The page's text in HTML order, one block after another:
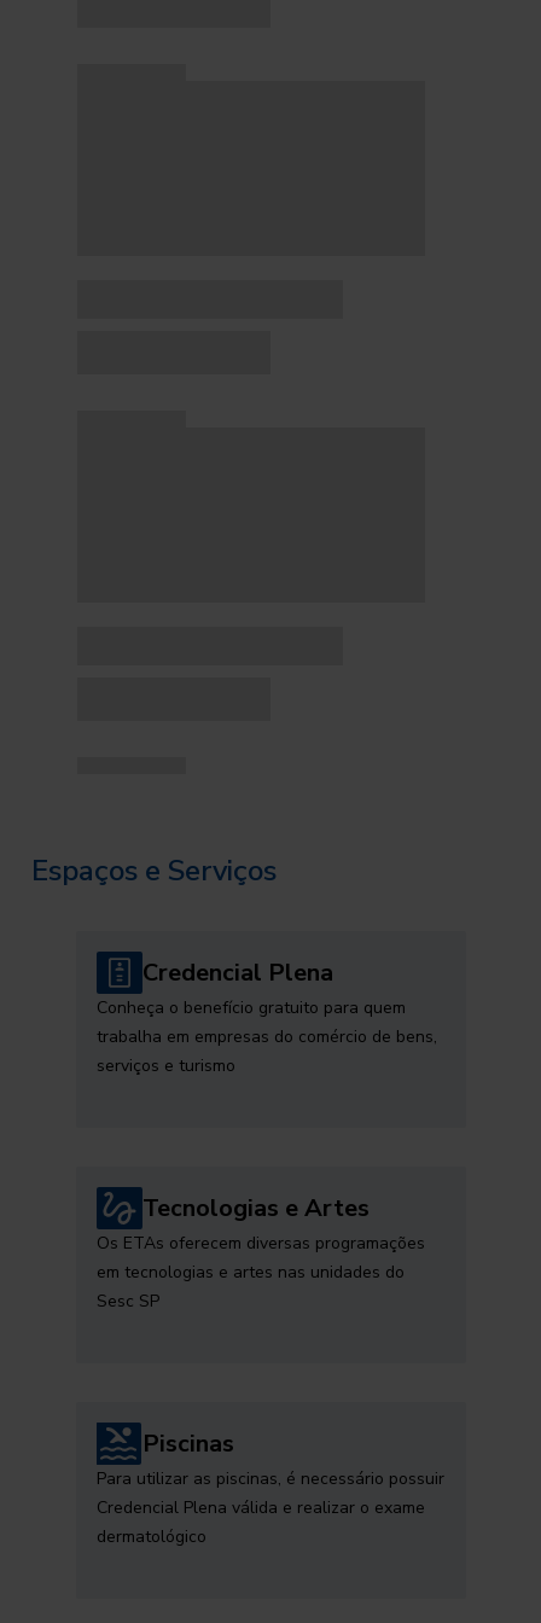
Espaços e Serviços
Credencial Plena
Conheça o benefício gratuito para quem
trabalha em empresas do comércio de bens,
serviços e turismo
Tecnologias e Artes
Os ETAs oferecem diversas programações
em tecnologias e artes nas unidades do
Sesc SP
Piscinas
Para utilizar as piscinas, é necessário possuir
Credencial Plena válida e realizar o exame
dermatológico